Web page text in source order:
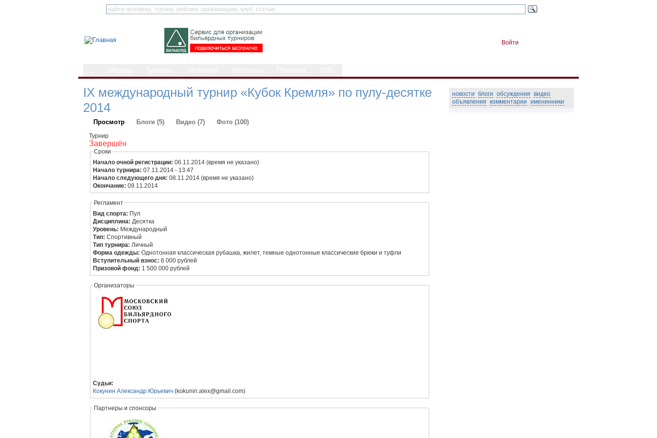
Войти
IX международный турнир «Кубок Кремля» по пулу-десятке
2014
Просмотр Блоги (5) Видео (7) Фото (100)
Турнир
Завершён
Сроки
Начало очной регистрации:06.11.2014 (время не указано)
Начало турнира:07.11.2014 - 13:47
Начало следующего дня:08.11.2014 (время не указано)
Окончание:09.11.2014
Регламент
Вид спорта: Пул
Дисциплина:Десятка
Уровень: Международный
Тип:Спортивный
Тип турнира:Личный
Форма одежды:Однотонная классическая рубашка, жилет, темные однотонные классические брюки и туфли
Вступительный взнос:6 000 рублей
Призовой фонд: 1 500 000 рублей
Организаторы
Судьи:
Кокунин Александр Юрьевич (kokunin.alex@gmail.com)
Партнеры и спонсоры
новости блоги обсуждения видео
объявления комментарии именинники